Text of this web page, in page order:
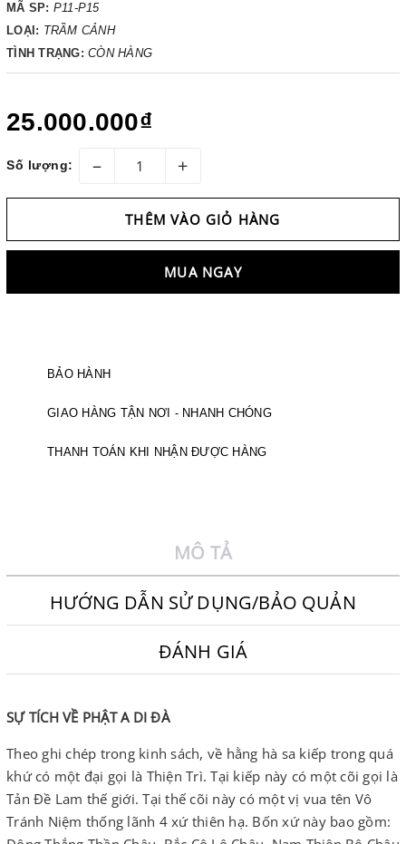
MÃ SP: P11-P15
LOẠI: TRẦM CẢNH
TÌNH TRẠNG: CÒN HÀNG
25.000.000₫
Số lượng: – +
THÊM VÀO GIỎ HÀNG
MUA NGAY
BẢO HÀNH
GIAO HÀNG TẬN NƠI - NHANH CHÓNG
THANH TOÁN KHI NHẬN ĐƯỢC HÀNG
MÔ TẢ
HƯỚNG DẪN SỬ DỤNG/BẢO QUẢN
ĐÁNH GIÁ
SỰ TÍCH VỀ PHẬT A DI ĐÀ
Theo ghi chép trong kinh sách, về hằng hà sa kiếp trong quá
khứ có một đại gọi là Thiện Trì. Tại kiếp này có một cõi gọi là
Tản Đề Lam thế giới. Tại thế cõi này có một vị vua tên Vô
Tránh Niệm thống lãnh 4 xứ thiên hạ. Bốn xứ này bao gồm: